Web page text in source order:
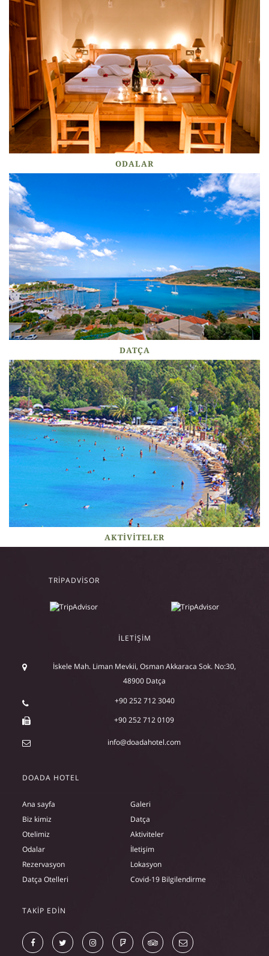
ODALAR
DATÇA
AKTIVITELER
TRIPADVISOR
İLETIŞIM
İskele Mah. Liman Mevkii, Osman Akkaraca Sok. No:30,
48900 Datça
+90 252 712 3040
+90 252 712 0109
info@doadahotel.com
DOADA HOTEL
Ana sayfa
Biz kimiz
Otelimiz
Odalar
Rezervasyon
Datça Otelleri
Galeri
Datça
Aktiviteler
İletişim
Lokasyon
Covid-19 Bilgilendirme
TAKIP EDIN